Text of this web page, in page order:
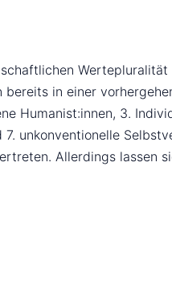
in einer
Humanist:innen, 3.
unkonventionelle
Allerdings lassen